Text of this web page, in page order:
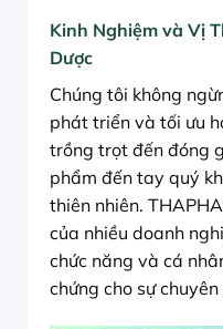
Kinh Nghiệm và Vị
Dược
Chúng tôi không
phát triển và tối ưu
trồng trọt đến đóng
phẩm đến tay quý
thiên nhiên.
của nhiều doanh
chức năng và cá
chứng cho sự